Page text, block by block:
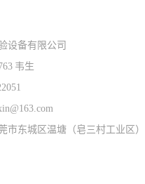
设备有限公司
韦生
市东城区温塘（皂三村工业区）